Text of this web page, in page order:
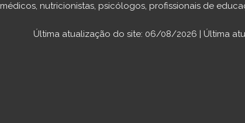
médicos, nutricionistas, psicólogos, profissionais de
Última atualização do site: 06/08/2026 | Última